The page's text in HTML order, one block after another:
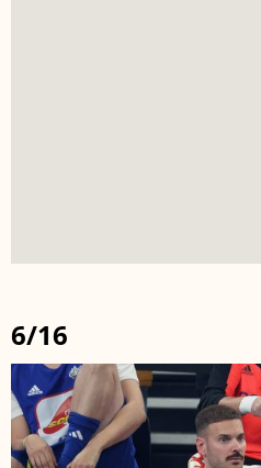
6/16